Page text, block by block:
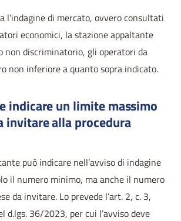
l’indagine di mercato, ovvero consultati
economici, la stazione appaltante
non discriminatorio, gli operatori da
non inferiore a quanto sopra indicato.
indicare un limite massimo
invitare alla procedura
può indicare nell’avviso di indagine
il numero minimo, ma anche il numero
da invitare. Lo prevede l’art. 2, c. 3,
d.lgs. 36/2023, per cui l’avviso deve